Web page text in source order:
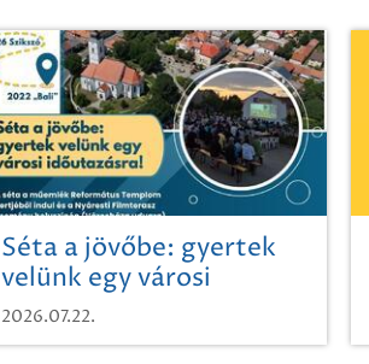
Séta a jövőbe: gyertek
velünk egy városi
időutazásra!
2026.07.22.